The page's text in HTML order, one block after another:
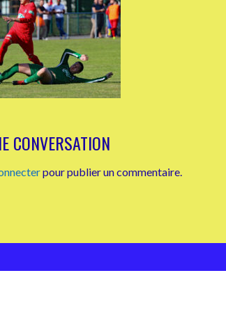
CONVERSATION
pour publier un commentaire.